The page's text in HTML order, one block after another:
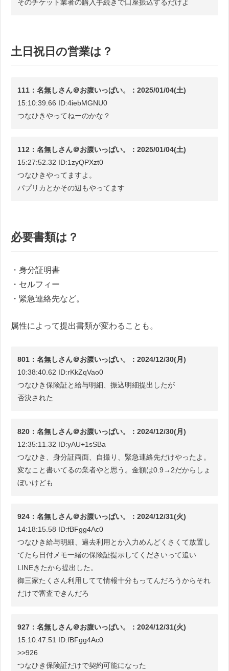
そのチケット業者の購入手続きで口座振込するだけよ
土日祝日の営業は？
111：名無しさん＠お腹いっぱい。：2025/01/04(土)
15:10:39.66 ID:4iebMGNU0
つなひきやってねーのかな？
112：名無しさん＠お腹いっぱい。：2025/01/04(土)
15:27:52.32 ID:1zyQPXzt0
つなひきやってますよ。
パプリカとかその辺もやってます
必要書類は？
・身分証明書
・セルフィー
・緊急連絡先など。
属性によって提出書類が変わることも。
801：名無しさん＠お腹いっぱい。：2024/12/30(月)
10:38:40.62 ID:rKkZqVao0
つなひき保険証と給与明細、振込明細提出したが
否決された
820：名無しさん＠お腹いっぱい。：2024/12/30(月)
12:35:11.32 ID:yAU+1sSBa
つなひき、身分証両面、自撮り、緊急連絡先だけやったよ。
変なこと書いてるの業者やと思う。金額は0.9→2だからしょ
ぼいけども
924：名無しさん＠お腹いっぱい。：2024/12/31(火)
14:18:15.58 ID:fBFgg4Ac0
つなひき給与明細、過去利用とか入力めんどくさくて放置し
てたら日付メモ一緒の保険証提示してくださいって追い
LINEきたから提出した。
御三家たくさん利用してて情報十分もってんだろうからそれ
だけで審査できんだろ
927：名無しさん＠お腹いっぱい。：2024/12/31(火)
15:10:47.51 ID:fBFgg4Ac0
>>926
つなひき保険証だけで契約可能になった